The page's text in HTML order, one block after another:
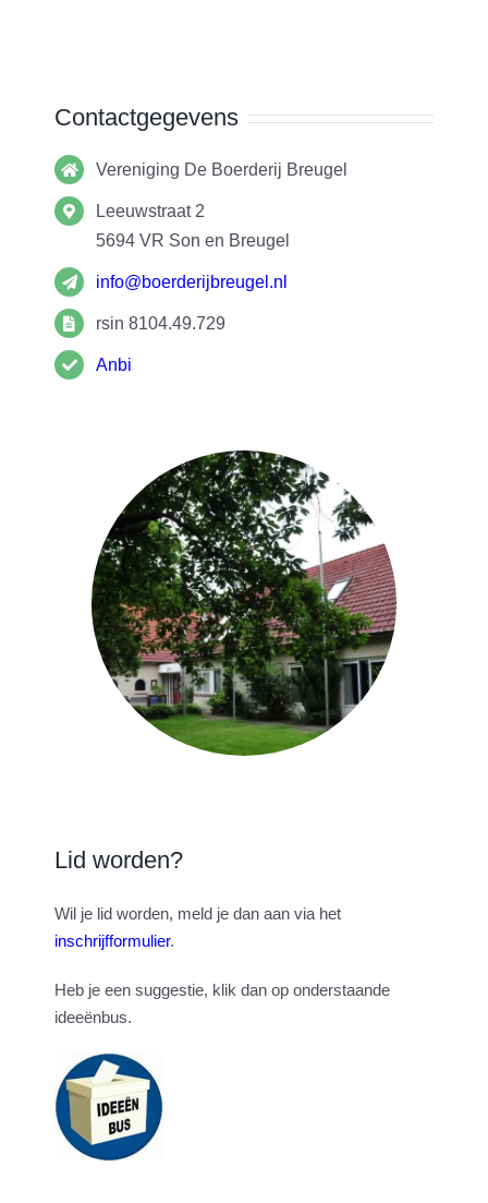
Contactgegevens
Vereniging De Boerderij Breugel
Leeuwstraat 2
5694 VR Son en Breugel
info@boerderijbreugel.nl
rsin 8104.49.729
Anbi
Lid worden?
Wil je lid worden, meld je dan aan via het
inschrijfformulier.
Heb je een suggestie, klik dan op onderstaande
ideeënbus.